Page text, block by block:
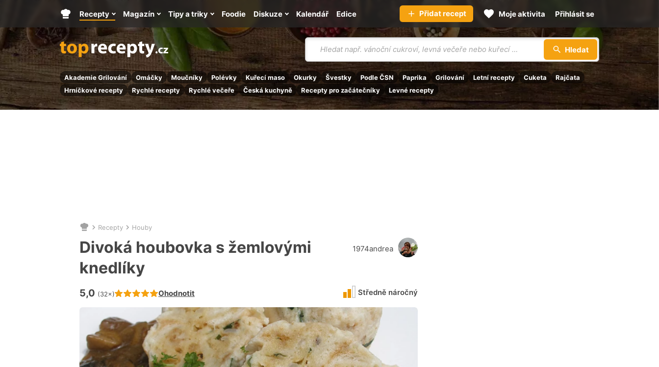
Vyhledávání
Hledat
Akademie Grilování Omáčky Moučníky Polévky Kuřecí maso Okurky Švestky Podle ČSN Paprika Grilování Letní recepty Cuketa
Rajčata
Hrníčkové recepty
Rychlé recepty Rychlé večeře Česká kuchyně Recepty pro začátečníky Levné recepty
Hlavní
stránka
Recepty Magazín Tipy a triky Kalendář
Foodie Diskuze Edice Přidat recept Moje aktivita Přihlásit se
Nacházíte
se
zde:
Recepty Houby
Divoká houbovka s žemlovými
knedlíky
Hodnocení receptu je
5,0 (32×) Ohodnotit
1974andrea
Středně náročný